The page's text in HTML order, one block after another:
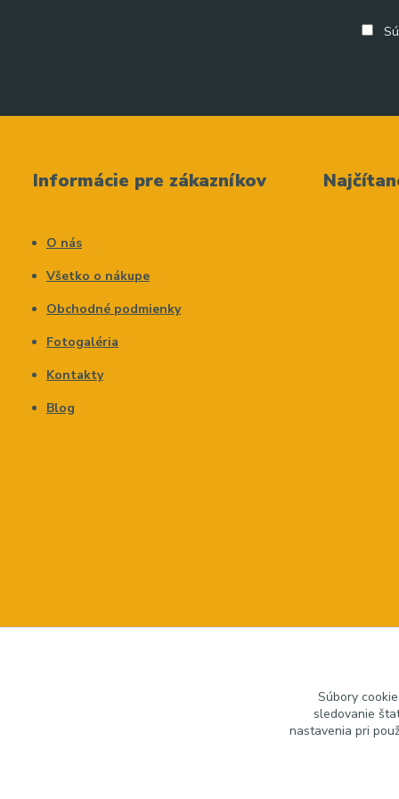
Informácie pre zákazníkov
O nás
Všetko o nákupe
Obchodné podmienky
Fotogaléria
Kontakty
Blog
Súbory
sledovanie
nastavenia pri